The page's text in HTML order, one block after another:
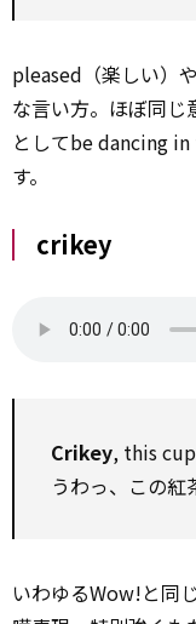
pleased（楽しい）
な言い方。ほぼ同じ
としてbe dancing
す。
crikey
Crikey, this
うわっ、この紅
いわゆるWow!と同